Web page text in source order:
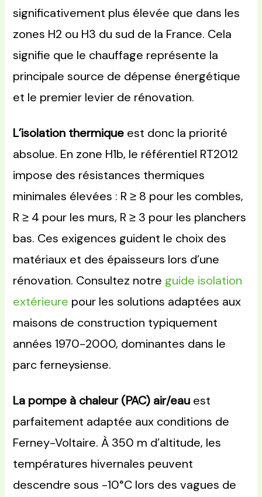
significativement plus élevée que dans les
zones H2 ou H3 du sud de la France. Cela
signifie que le chauffage représente la
principale source de dépense énergétique
et le premier levier de rénovation.
L’isolation thermique est donc la priorité
absolue. En zone H1b, le référentiel RT2012
impose des résistances thermiques
minimales élevées : R ≥ 8 pour les combles,
R ≥ 4 pour les murs, R ≥ 3 pour les planchers
bas. Ces exigences guident le choix des
matériaux et des épaisseurs lors d’une
rénovation. Consultez notre guide isolation
extérieure pour les solutions adaptées aux
maisons de construction typiquement
années 1970-2000, dominantes dans le
parc ferneysiense.
La pompe à chaleur (PAC) air/eau est
parfaitement adaptée aux conditions de
Ferney-Voltaire. À 350 m d’altitude, les
températures hivernales peuvent
descendre sous -10°C lors des vagues de